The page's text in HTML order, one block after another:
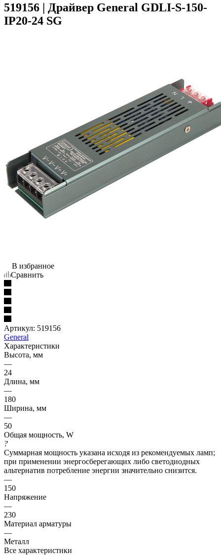
519156 | Драйвер General GDLI-S-150-
IP20-24 SG
В избранное
Сравнить
Артикул: 519156
General
Характеристики
Высота, мм
—
24
Длина, мм
—
180
Ширина, мм
—
50
Общая мощность, W
?
Суммарная мощность указана исходя из рекомендуемых ламп;
при применении энергосберегающих либо светодиодных
альтернатив потребление энергии значительно снизится.
—
150
Напряжение
—
230
Материал арматуры
—
Металл
Все характеристики